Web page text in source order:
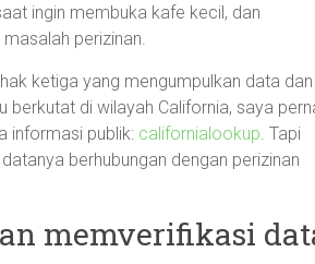
ingin membuka kafe kecil, dan
perizinan.
ketiga yang mengumpulkan data dan
berkutat di wilayah California, saya
informasi publik: californialookup. Tapi
berhubungan dengan perizinan
memverifikasi